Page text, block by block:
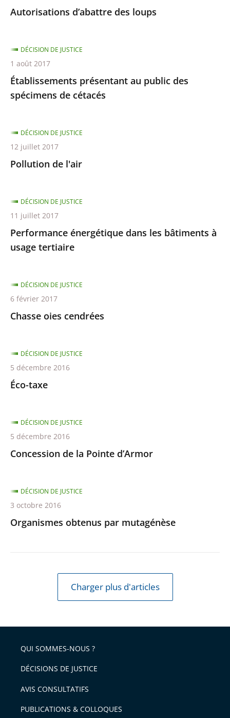
Autorisations d’abattre des loups
Établissements présentant au public des
spécimens de cétacés
DÉCISION DE JUSTICE
1 août 2017
Pollution de l'air
DÉCISION DE JUSTICE
12 juillet 2017
Performance énergétique dans les bâtiments à
usage tertiaire
DÉCISION DE JUSTICE
11 juillet 2017
Chasse oies cendrées
DÉCISION DE JUSTICE
6 février 2017
Éco-taxe
DÉCISION DE JUSTICE
5 décembre 2016
Concession de la Pointe d’Armor
DÉCISION DE JUSTICE
5 décembre 2016
Organismes obtenus par mutagénèse
DÉCISION DE JUSTICE
3 octobre 2016
Charger plus d'articles
QUI SOMMES-NOUS ?
DÉCISIONS DE JUSTICE
AVIS CONSULTATIFS
PUBLICATIONS & COLLOQUES